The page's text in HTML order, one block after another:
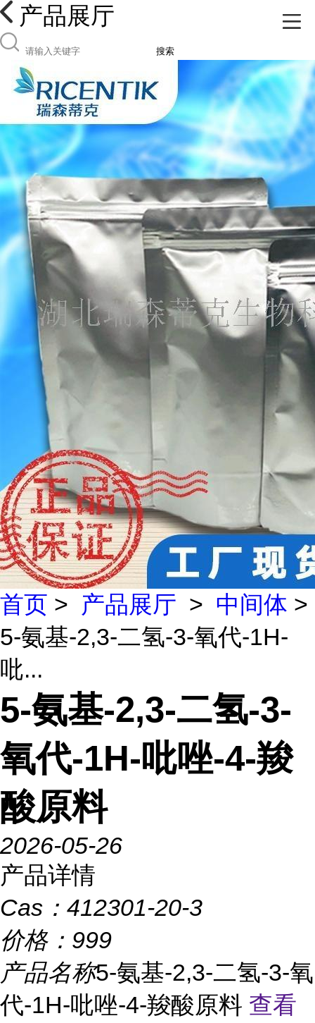
产品展厅
搜索
首页 > 产品展厅 > 中间体 >
5-氨基-2,3-二氢-3-氧代-1H-
吡...
5-氨基-2,3-二氢-3-
氧代-1H-吡唑-4-羧
酸原料
2026-05-26
产品详情
Cas： 412301-20-3
价格： 999
产品名称5-氨基-2,3-二氢-3-氧
代-1H-吡唑-4-羧酸原料 查看